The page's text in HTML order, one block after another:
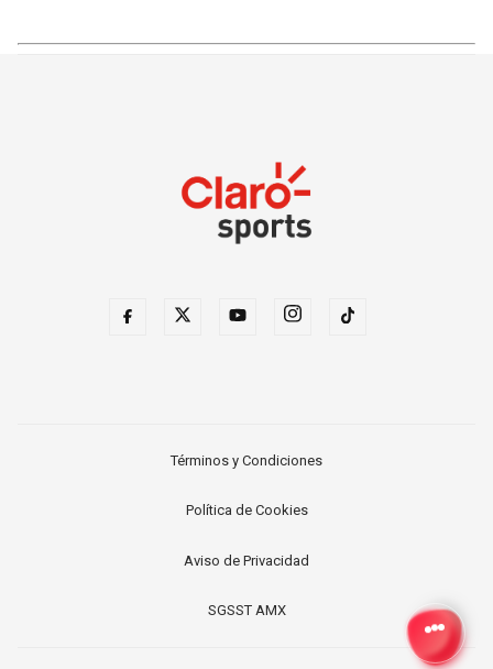
Términos y Condiciones
Política de Cookies
Aviso de Privacidad
SGSST AMX